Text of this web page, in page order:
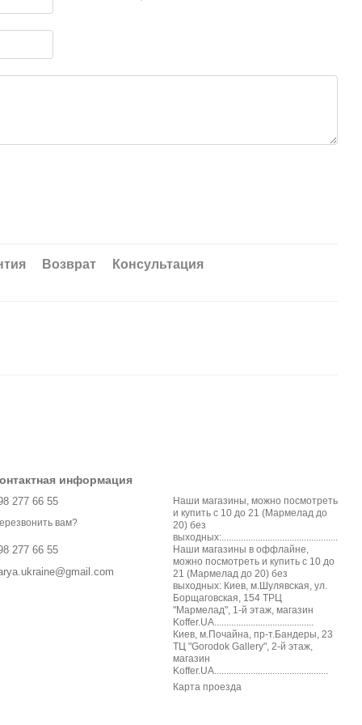
Возврат Консультация
информация
277 66 55
вам?
277 66 55
Наши магазины, можно посмотреть
и купить с 10 до 21 (Мармелад до
20) без
выходных:................................................
Наши магазины в оффлайне,
можно посмотреть и купить с 10 до
21 (Мармелад до 20) без
выходных: Киев, м.Шулявская, ул.
Борщаговская, 154 ТРЦ
"Мармелад", 1-й этаж, магазин
Koffer.UA.........................................
Киев, м.Почайна, пр-т.Бандеры, 23
ТЦ "Gorodok Gallery", 2-й этаж,
магазин
Koffer.UA...............................................
Карта проезда